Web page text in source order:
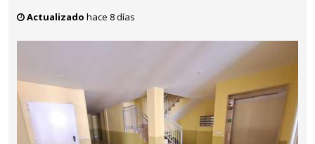
Actualizado hace 8 días